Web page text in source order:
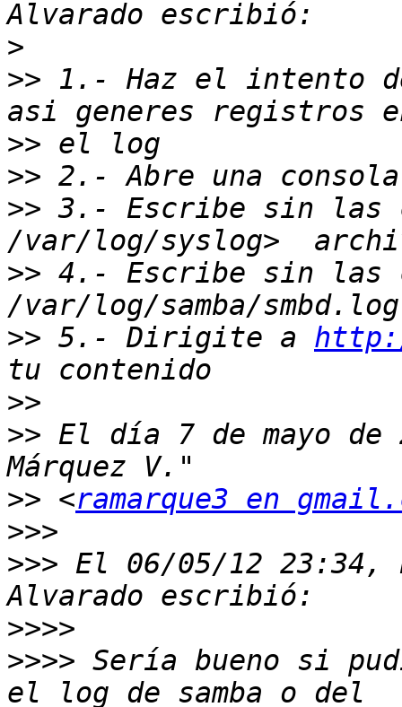
>
>> 1.- Haz el intento
>>
>>
>> 3.- Escribe sin las
>> 4.- Escribe sin las
>> 5.- Dirigite a
>>
>> El día 7 de mayo
>> <ramarque3 en
>>>
>>> El 06/05/12 23:34,
>>>>
>>>> Sería bueno si